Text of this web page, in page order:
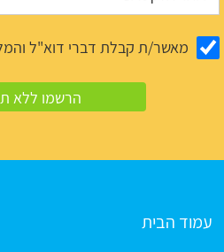
מאשר/ת קבלת דברי דוא"ל
עמוד הבית